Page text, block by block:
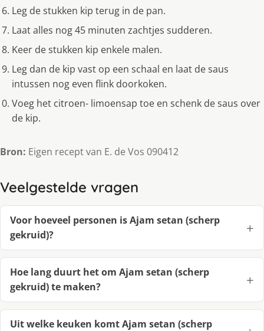
Leg de stukken kip terug in de pan.
Laat alles nog 45 minuten zachtjes sudderen.
Keer de stukken kip enkele malen.
Leg dan de kip vast op een schaal en laat de saus
intussen nog even flink doorkoken.
Voeg het citroen- limoensap toe en schenk de saus over
de kip.
Bron: Eigen recept van E. de Vos 090412
Veelgestelde vragen
Voor hoeveel personen is Ajam setan (scherp
gekruid)?
Hoe lang duurt het om Ajam setan (scherp
gekruid) te maken?
Uit welke keuken komt Ajam setan (scherp